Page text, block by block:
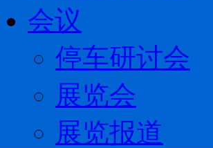
会议
停车研讨会
展览会
展览报道